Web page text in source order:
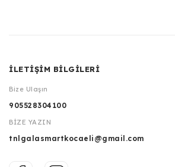
İLETİŞİM BİLGİLERİ
Bize Ulaşın
905528304100
BİZE YAZIN
tnlgalasmartkocaeli@gmail.com